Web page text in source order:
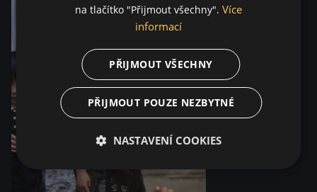
na tlačítko "Přijmout všechny". Více
informací
PŘIJMOUT VŠECHNY
PŘIJMOUT POUZE NEZBYTNÉ
NASTAVENÍ COOKIES